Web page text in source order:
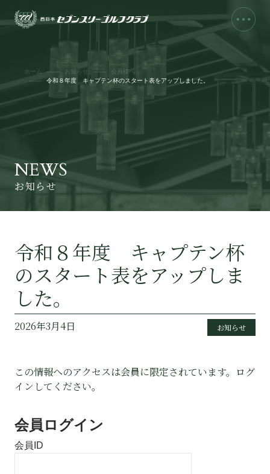
NEWS
お知らせ
ホーム お知らせ
会員様へ
令和８年度 キャプテン杯のスタート表をアップしました。
令和８年度 キャプテン杯
のスタート表をアップしま
した。
2026年3月4日 お知らせ
この情報へのアクセスは会員に限定されています。ログ
インしてください。
会員ログイン
会員ID